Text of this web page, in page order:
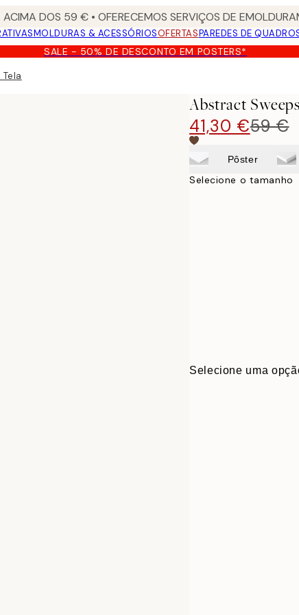
ACIMA DOS 59 € • OFERECEMOS SERVIÇOS DE
MOLDURAS & ACESSÓRIOSOFERTASPAREDES DE
SALE - 50% DE DESCONTO EM POSTERS*
Abstract
41,30 €59 €
Pôster
Selecione o tamanho
Selecione uma